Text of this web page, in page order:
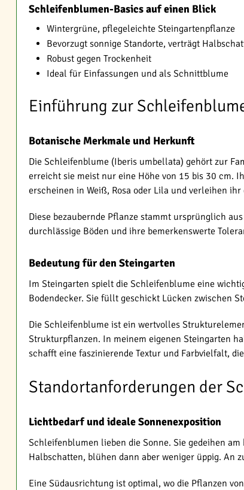
Schleifenblumen-Basics auf einen Blick
Wintergrüne, pflegeleichte Steingartenpflanze
Bevorzugt sonnige Standorte, verträgt
Robust gegen Trockenheit
Ideal für Einfassungen und als Schnittblume
Einführung zur
Botanische Merkmale und Herkunft
Die Schleifenblume (Iberis umbellata) gehört zur
erreicht sie meist nur eine Höhe von 15 bis 30 cm.
erscheinen in Weiß, Rosa oder Lila und verleihen
Diese bezaubernde Pflanze stammt ursprünglich
durchlässige Böden und ihre bemerkenswerte
Bedeutung für den Steingarten
Im Steingarten spielt die Schleifenblume eine
Bodendecker. Sie füllt geschickt Lücken zwischen
Die Schleifenblume ist ein wertvolles
Strukturpflanzen. In meinem eigenen Steingarten
schafft eine faszinierende Textur und Farbvielfalt,
Standortanforderungen der
Lichtbedarf und ideale Sonnenexposition
Schleifenblumen lieben die Sonne. Sie gedeihen
Halbschatten, blühen dann aber weniger üppig. An
Eine Südausrichtung ist optimal, wo die Pflanzen